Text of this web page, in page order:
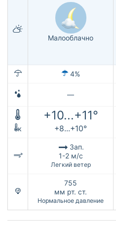
Малооблачно
4%
—
+10...+11°
к +8...+10°
Зап.
1-2 м/с
Легкий ветер
755
мм рт. ст.
Нормальное давление